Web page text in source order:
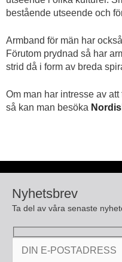
bestående utseende och
Armband för män har
Förutom prydnad så har
strid då i form av breda
Om man har intresse av
så kan man besöka
Nyhetsbrev
Ta del av våra senaste